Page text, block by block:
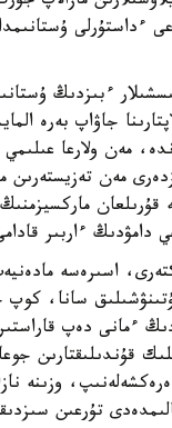
ءداستۇرلى
ءبىزدىڭ
جاۋاپ بەرە
مەن ولارعا
مەن تەزيستەرىن
قۇرىلعان
دامۋدىڭ ءاربىر
اسىرەسە
سانا،
ءمانى دەپ
قۇندىلىقتارىن
وزىنە
تۇرعىن